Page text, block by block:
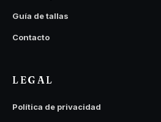
Guía de tallas
Contacto
LEGAL
Política de privacidad